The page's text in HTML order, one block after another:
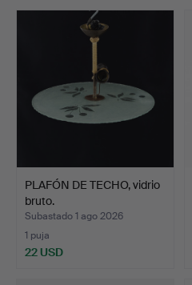
PLAFÓN DE TECHO, vidrio
bruto.
Subastado 1 ago 2026
1 puja
22 USD